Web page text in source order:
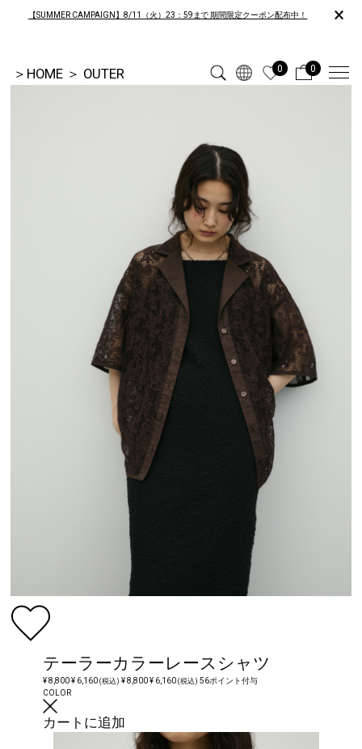
【SUMMER CAMPAIGN】8/11（火）23：59まで 期間限定クーポン配布中！ ×
＞ HOME ＞ OUTER 0 0
テーラーカラーレースシャツ
¥ 8,800¥ 6,160(税込) ¥ 8,800¥ 6,160(税込) 56ポイント付与
COLOR
カートに追加